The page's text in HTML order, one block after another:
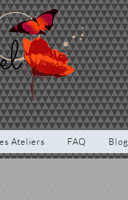
Ateliers FAQ Blog